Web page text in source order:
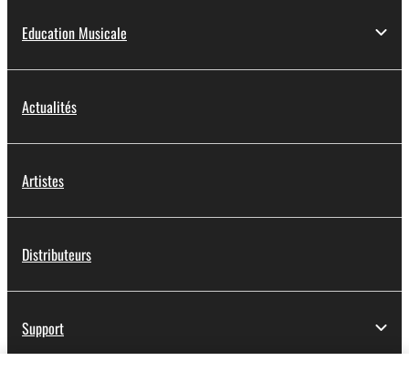
Education Musicale
Actualités
Artistes
Distributeurs
Support